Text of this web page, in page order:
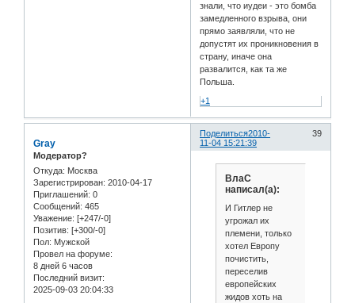
знали, что иудеи - это бомба
замедленного взрыва, они
прямо заявляли, что не
допустят их проникновения в
страну, иначе она
развалится, как та же
Польша.
+1
Поделиться 39
2010-
11-04 15:21:39
Gray
Модератор?
Откуда: Москва
Зарегистрирован: 2010-04-17
Приглашений: 0
Сообщений: 465
Уважение: [+247/-0]
Позитив: [+300/-0]
Пол: Мужской
Провел на форуме:
8 дней 6 часов
Последний визит:
2025-09-03 20:04:33
ВлаС
написал(а):
И Гитлер не
угрожал их
племени, только
хотел Европу
почистить,
переселив
европейских
жидов хоть на